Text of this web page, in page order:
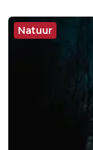
Natuur